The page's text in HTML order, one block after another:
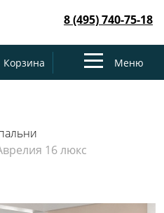
8 (495) 740-75-18
Корзина
ToggleМеню
16 люкс